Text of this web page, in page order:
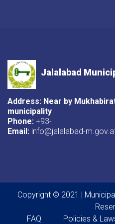
Jalalabad
Address: Near by
municipality
Phone: +93-
Email: info@jalalabad-
Copyright © 2021 |
Footer menu
FAQ Policies &